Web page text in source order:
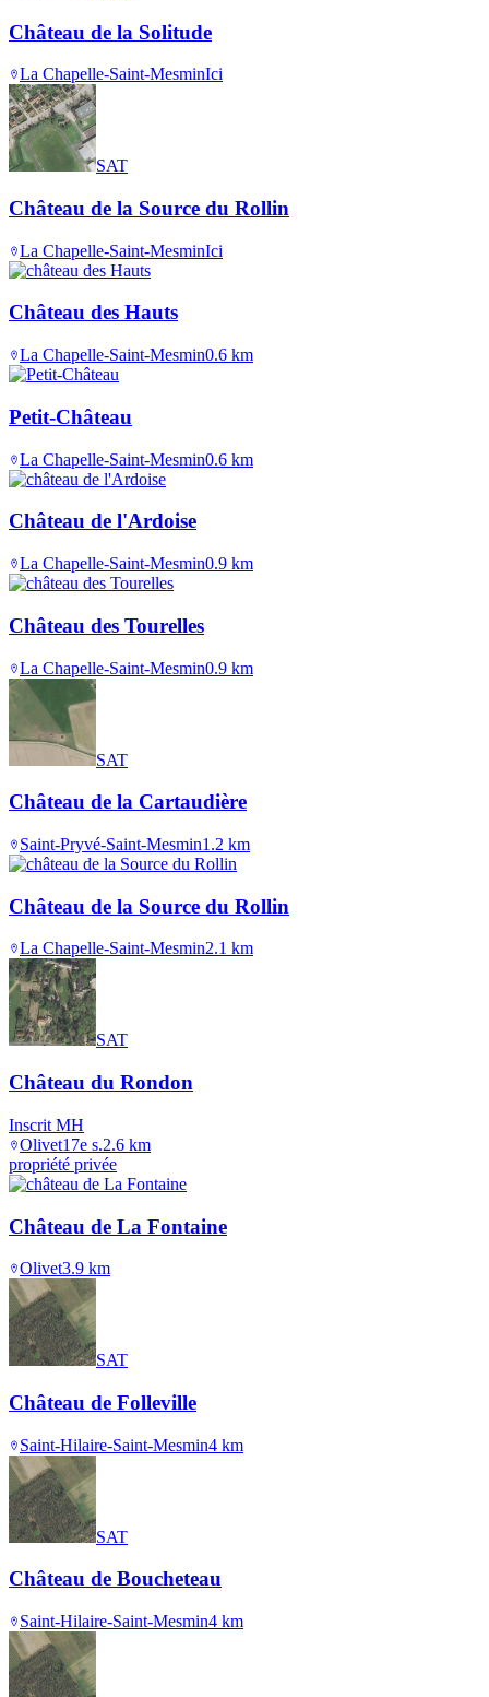
Château de la Solitude
La Chapelle-Saint-MesminIci
SAT
Château de la Source du Rollin
La Chapelle-Saint-MesminIci
Château des Hauts
La Chapelle-Saint-Mesmin0.6 km
Petit-Château
La Chapelle-Saint-Mesmin0.6 km
Château de l'Ardoise
La Chapelle-Saint-Mesmin0.9 km
Château des Tourelles
La Chapelle-Saint-Mesmin0.9 km
SAT
Château de la Cartaudière
Saint-Pryvé-Saint-Mesmin1.2 km
Château de la Source du Rollin
La Chapelle-Saint-Mesmin2.1 km
SAT
Château du Rondon
Inscrit MH
Olivet17e s.2.6 km
propriété privée
Château de La Fontaine
Olivet3.9 km
SAT
Château de Folleville
Saint-Hilaire-Saint-Mesmin4 km
SAT
Château de Boucheteau
Saint-Hilaire-Saint-Mesmin4 km